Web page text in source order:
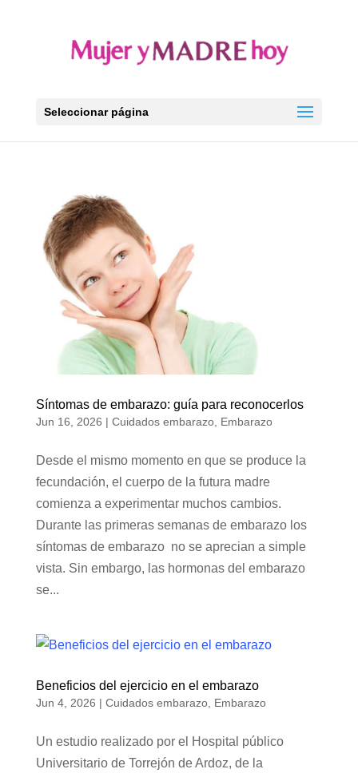
Seleccionar página
Síntomas de embarazo: guía para reconocerlos
Jun 16, 2026 | Cuidados embarazo, Embarazo
Desde el mismo momento en que se produce la
fecundación, el cuerpo de la futura madre
comienza a experimentar muchos cambios.
Durante las primeras semanas de embarazo los
síntomas de embarazo no se aprecian a simple
vista. Sin embargo, las hormonas del embarazo
se...
Beneficios del ejercicio en el embarazo
Jun 4, 2026 | Cuidados embarazo, Embarazo
Un estudio realizado por el Hospital público
Universitario de Torrejón de Ardoz, de la